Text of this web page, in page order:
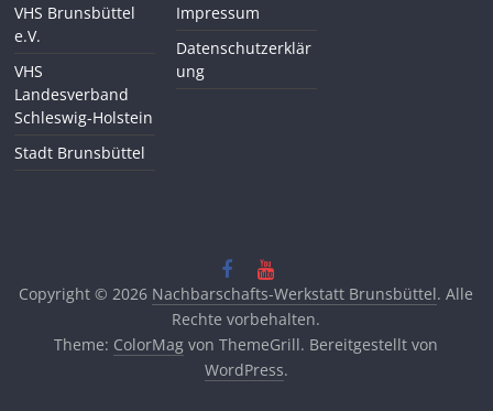
VHS Brunsbüttel
e.V.
VHS
Landesverband
Schleswig-Holstein
Stadt Brunsbüttel
Impressum
Datenschutzerklär
ung
Copyright © 2026 Nachbarschafts-Werkstatt Brunsbüttel. Alle
Rechte vorbehalten.
Theme: ColorMag von ThemeGrill. Bereitgestellt von
WordPress.